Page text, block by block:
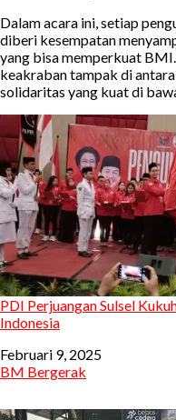
Dalam acara ini, setiap
diberi kesempatan
yang bisa memperkuat BMI.
keakraban tampak di
solidaritas yang kuat di
PDI Perjuangan Sulsel
Indonesia
Tanggal
Februari 9, 2025
Sehubungan dengan
BM Bergerak